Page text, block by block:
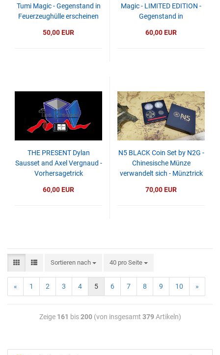
Tumi Magic - Gegenstand in
Feuerzeughülle erscheinen
50,00 EUR
Magic - LIMITED EDITION -
Gegenstand in
lassen
60,00 EUR
THE PRESENT Dylan
Sausset and Axel Vergnaud -
Vorhersagetrick
60,00 EUR
N5 BLACK Coin Set by N2G -
Chinesische Münze
verwandelt sich - Münztrick
70,00 EUR
Sortieren nach 40 pro Seite
« 1 2 3 4 5 6 7 8 9 10 »
Zeige 161 bis200(von insgesamt 379Artikeln)